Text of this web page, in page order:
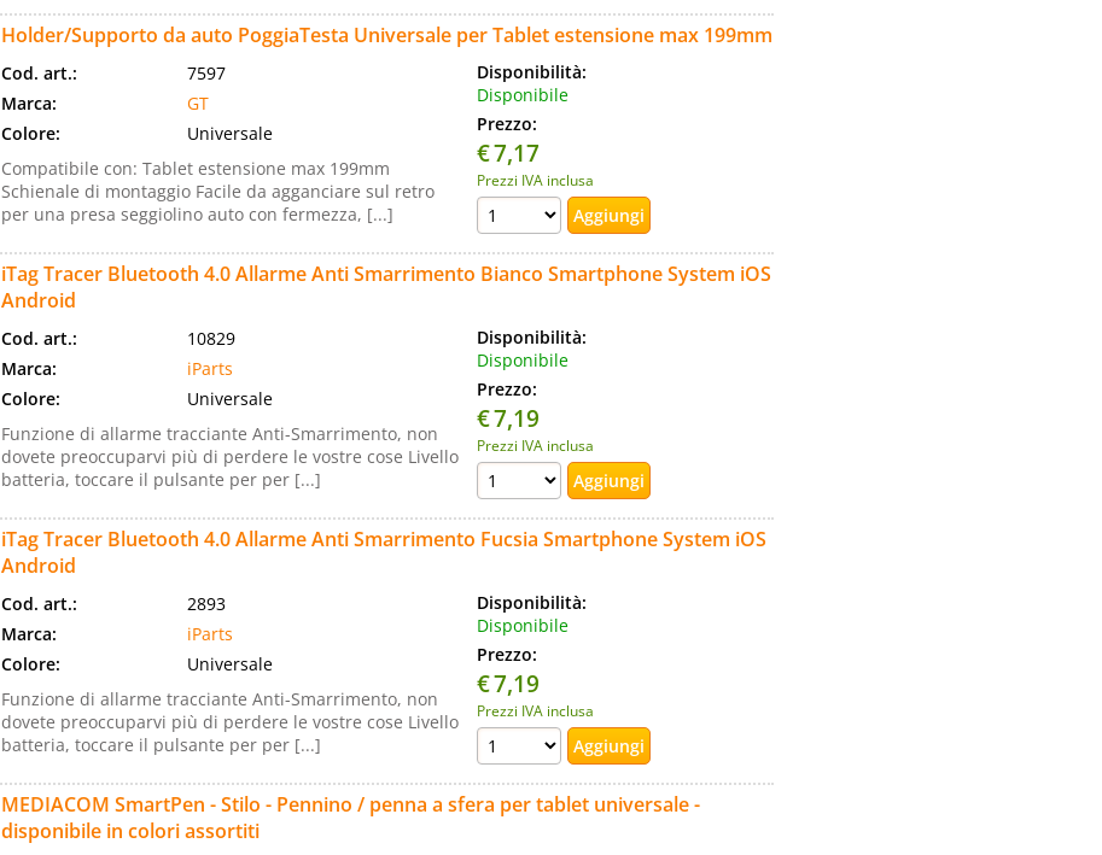
Holder/Supporto da auto PoggiaTesta Universale per Tablet estensione max 199mm
Cod. art.:
7597
Marca:
GT
Colore:
Universale
Compatibile con: Tablet estensione max 199mm
Schienale di montaggio Facile da agganciare sul retro
per una presa seggiolino auto con fermezza, [...]
Disponibilità:
Disponibile
Prezzo:
€7,17
Prezzi IVA inclusa
iTag Tracer Bluetooth 4.0 Allarme Anti Smarrimento Bianco Smartphone System iOS
Android
Cod. art.:
10829
Marca:
iParts
Colore:
Universale
Funzione di allarme tracciante Anti-Smarrimento, non
dovete preoccuparvi più di perdere le vostre cose Livello
batteria, toccare il pulsante per per [...]
Disponibilità:
Disponibile
Prezzo:
€7,19
Prezzi IVA inclusa
iTag Tracer Bluetooth 4.0 Allarme Anti Smarrimento Fucsia Smartphone System iOS
Android
Cod. art.:
2893
Marca:
iParts
Colore:
Universale
Funzione di allarme tracciante Anti-Smarrimento, non
dovete preoccuparvi più di perdere le vostre cose Livello
batteria, toccare il pulsante per per [...]
Disponibilità:
Disponibile
Prezzo:
€7,19
Prezzi IVA inclusa
MEDIACOM SmartPen - Stilo - Pennino / penna a sfera per tablet universale -
disponibile in colori assortiti